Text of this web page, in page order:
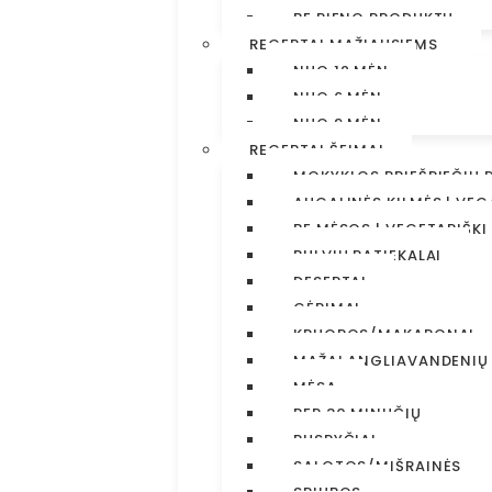
BE PIENO PRODUKTŲ
RECEPTAI MAŽIAUSIEMS
NUO 12 MĖN
NUO 6 MĖN
NUO 9 MĖN
RECEPTAI ŠEIMAI
MOKYKLOS PRIEŠPIEČIŲ
AUGALINĖS KILMĖS |
BE MĖSOS | VEGETARIŠKI
BULVIŲ PATIEKALAI
DESERTAI
GĖRIMAI
KRUOPOS/MAKARONAI
MAŽAI ANGLIAVANDENIŲ
MĖSA
PER 30 MINUČIŲ
PUSRYČIAI
SALOTOS/MIŠRAINĖS